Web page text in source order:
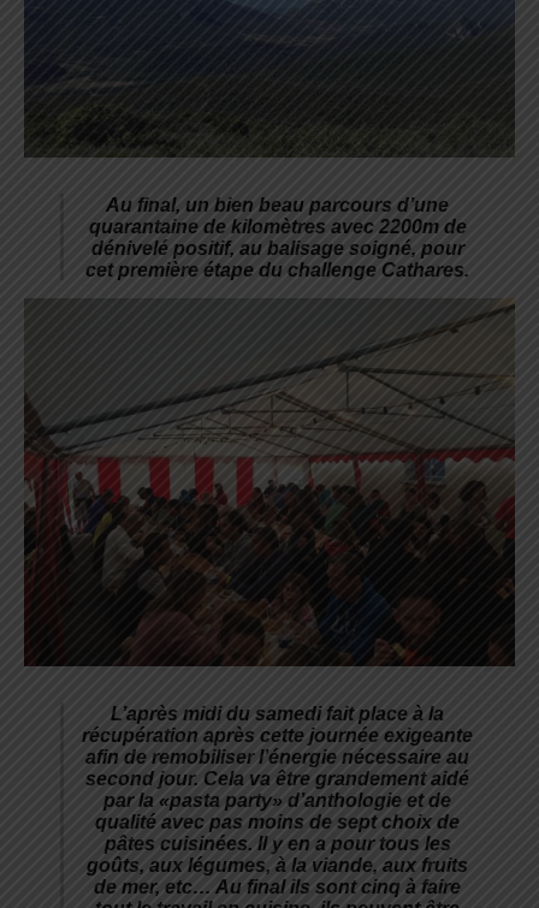
Au final, un bien beau parcours d’une
quarantaine de kilomètres avec 2200m de
dénivelé positif, au balisage soigné, pour
cet première étape du challenge Cathares.
L’après midi du samedi fait place à la
récupération après cette journée exigeante
afin de remobiliser l’énergie nécessaire au
second jour. Cela va être grandement aidé
par la «pasta party» d’anthologie et de
qualité avec pas moins de sept choix de
pâtes cuisinées. Il y en a pour tous les
goûts, aux légumes, à la viande, aux fruits
de mer, etc… Au final ils sont cinq à faire